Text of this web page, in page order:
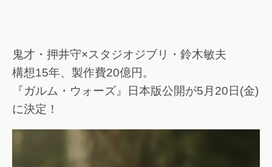
鬼才・押井守×スタジオジブリ・鈴木敏夫
構想15年、製作費20億円。
『ガルム・ウォーズ』日本版公開が5月20日(金)
に決定！